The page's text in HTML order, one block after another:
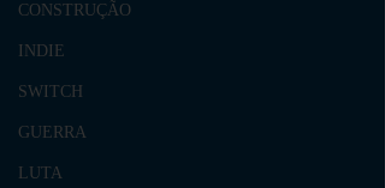
CONSTRUÇÃO
INDIE
SWITCH
GUERRA
LUTA